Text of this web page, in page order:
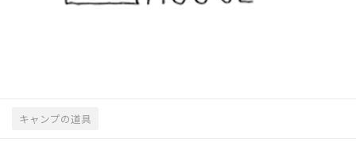
キャンプの道具